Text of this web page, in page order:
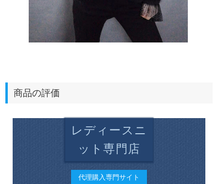
商品の評価
レディースニ
ット専門店
代理購入専門サイト